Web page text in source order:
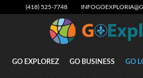
(418) 525-7748
GO EXPLOREZ GO BUSINESS GO